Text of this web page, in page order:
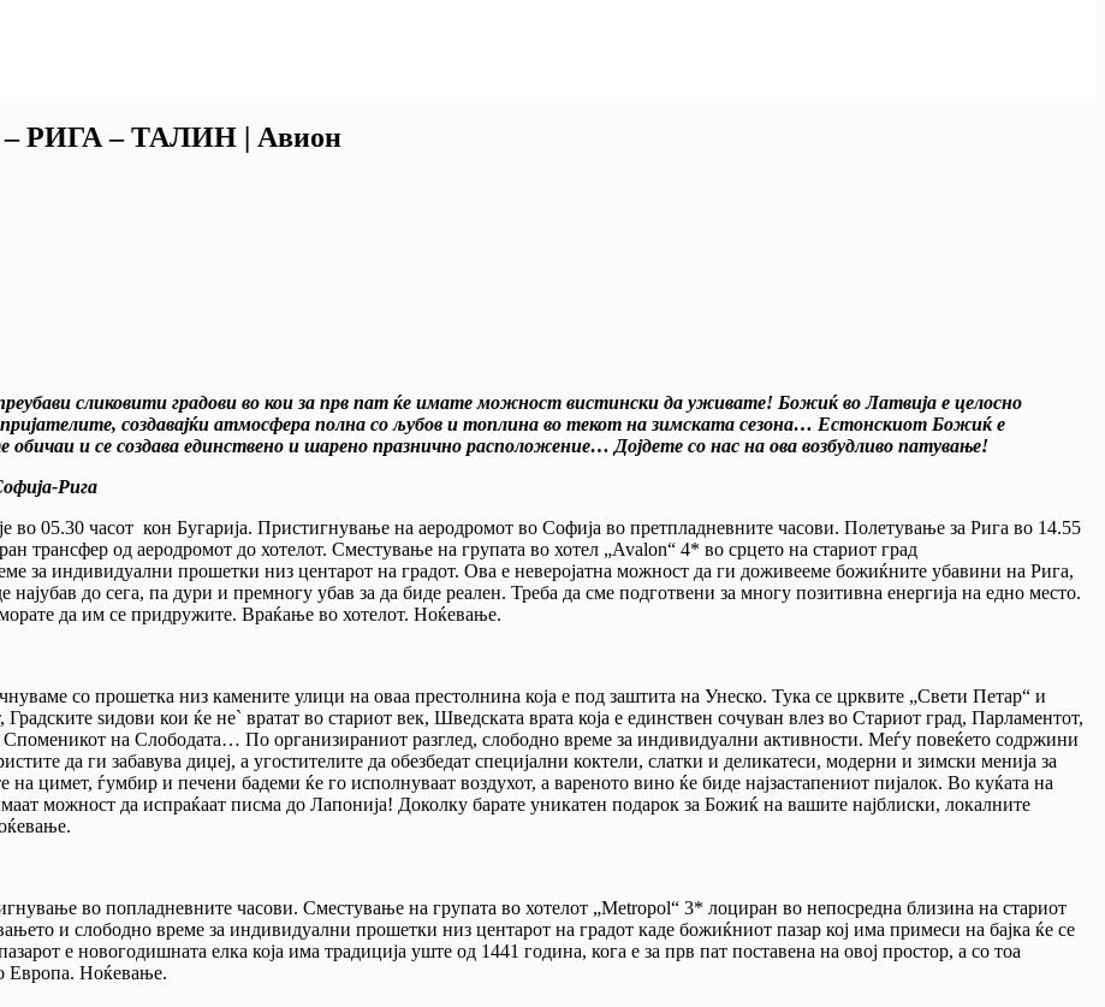
– ТАЛИН | Авион
сликовити градови во кои за прв пат ќе имате можност вистински да уживате! Божиќ во Латвија е целосно
пријателите, создавајќи атмосфера полна со љубов и топлина во текот на зимската сезона… Естонскиот Божиќ е
и се создава единствено и шарено празнично расположение… Дојдете со нас на ова возбудливо патување!
Рига
во 05.30 часот кон Бугарија. Пристигнување на аеродромот во Софија во претпладневните часови. Полетување за Рига во 14.55
трансфер од аеродромот до хотелот. Сместување на групата во хотел „Avalon“ 4* во срцето на стариот град
за индивидуални прошетки низ центарот на градот. Ова е неверојатна можност да ги доживееме божиќните убавини на Рига,
најубав до сега, па дури и премногу убав за да биде реален. Треба да сме подготвени за многу позитивна енергија на едно место.
да им се придружите. Враќање во хотелот. Ноќевање.
со прошетка низ камените улици на оваа престолнина која е под заштита на Унеско. Тука се црквите „Свети Петар“ и
ѕидови кои ќе не` вратат во стариот век, Шведската врата која е единствен сочуван влез во Стариот град, Парламентот,
Споменикот на Слободата… По организираниот разглед, слободно време за индивидуални активности. Меѓу повеќето содржини
да ги забавува диџеј, а угостителите да обезбедат специјални коктели, слатки и деликатеси, модерни и зимски менија за
цимет, ѓумбир и печени бадеми ќе го исполнуваат воздухот, а вареното вино ќе биде најзастапениот пијалок. Во куќата на
можност да испраќаат писма до Лапонија! Доколку барате уникатен подарок за Божиќ на вашите најблиски, локалните
во попладневните часови. Сместување на групата во хотелот „Metropol“ 3* лоциран во непосредна близина на стариот
и слободно време за индивидуални прошетки низ центарот на градот каде божиќниот пазар кој има примеси на бајка ќе се
е новогодишната елка која има традиција уште од 1441 година, кога е за прв пат поставена на овој простор, а со тоа
Европа. Ноќевање.